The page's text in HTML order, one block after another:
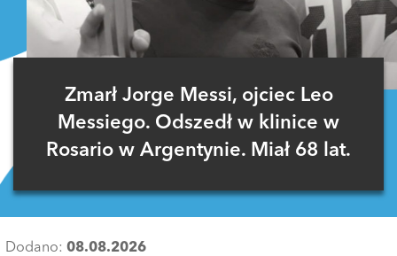
Zmarł Jorge Messi, ojciec Leo
Messiego. Odszedł w klinice w
Rosario w Argentynie. Miał 68 lat.
Dodano: 08.08.2026